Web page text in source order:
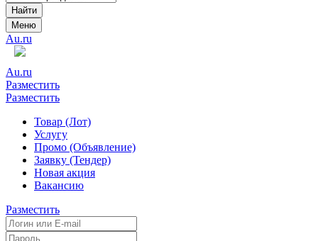
Найти
Меню
Au.ru
Au.ru
Разместить
Разместить
Товар (Лот)
Услугу
Промо (Объявление)
Заявку (Тендер)
Новая акция
Вакансию
Разместить